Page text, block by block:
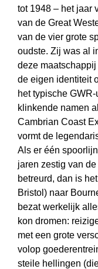
tot 1948 – het jaar
van de Great
van de vier grote
oudste. Zij was al
deze
de eigen identiteit
het typische
klinkende namen
Cambrian Coast
vormt de
Als er één
jaren zestig van
betreurd, dan is
Bristol) naar
bezat werkelijk
kon dromen:
met een grote
volop
steile hellingen